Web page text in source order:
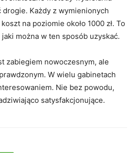
drogie. Każdy z wymienionych
na poziomie około 1000 zł. To
można w ten sposób uzyskać.
zabiegiem nowoczesnym, ale
W wielu gabinetach
Nie bez powodu,
satysfakcjonujące.